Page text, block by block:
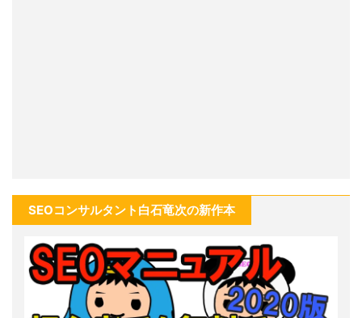
SEOコンサルタント白石竜次の新作本